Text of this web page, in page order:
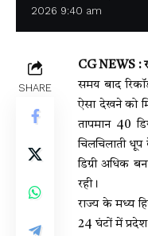
2026 9:40 am
SHARE
CG NEWS :
समय बाद
ऐसा देखने को
तापमान 40
चिलचिलाती
डिग्री अधिक
रही।
राज्य के मध्य
24 घंटों में